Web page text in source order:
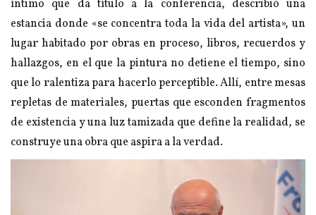
íntimo que da título a la conferencia, describió una
estancia donde «se concentra toda la vida del artista», un
lugar habitado por obras en proceso, libros, recuerdos y
hallazgos, en el que la pintura no detiene el tiempo, sino
que lo ralentiza para hacerlo perceptible. Allí, entre mesas
repletas de materiales, puertas que esconden fragmentos
de existencia y una luz tamizada que define la realidad, se
construye una obra que aspira a la verdad.